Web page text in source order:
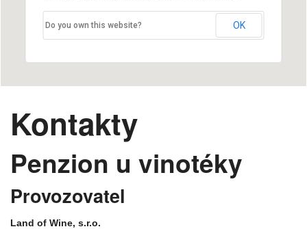
Do you own this website? OK
Kontakty
Penzion u vinotéky
Provozovatel
Land of Wine, s.r.o.